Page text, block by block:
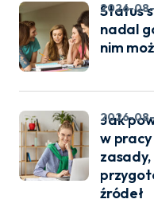
Status
nadal
nim
2026-
Jak
w
źródeł
2026-